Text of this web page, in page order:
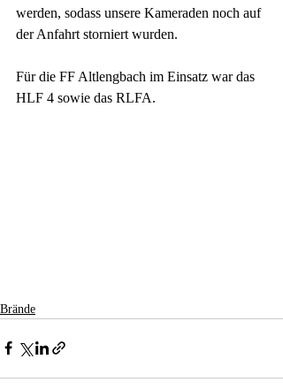
werden, sodass unsere Kameraden noch auf
der Anfahrt storniert wurden.
Für die FF Altlengbach im Einsatz war das
HLF 4 sowie das RLFA.
Brände